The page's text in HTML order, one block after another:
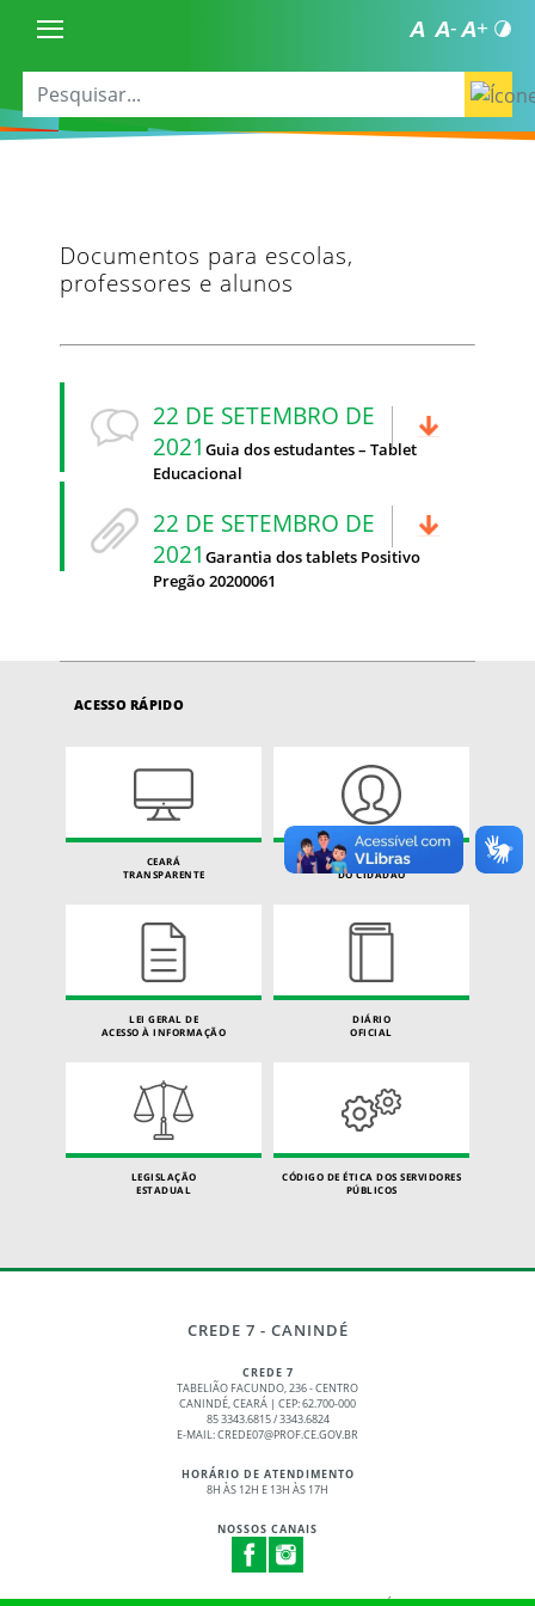
Documentos para escolas,
professores e alunos
22 DE SETEMBRO DE
2021 Guia dos estudantes – Tablet
Educacional
22 DE SETEMBRO DE
2021 Garantia dos tablets Positivo
Pregão 20200061
ACESSO RÁPIDO
CEARÁ
TRANSPARENTE
CARTA DE SERVIÇOS
DO CIDADÃO
LEI GERAL DE
ACESSO À INFORMAÇÃO
DIÁRIO
OFICIAL
LEGISLAÇÃO
ESTADUAL
CÓDIGO DE ÉTICA DOS SERVIDORES
PÚBLICOS
CREDE 7 - CANINDÉ
CREDE 7
TABELIÃO FACUNDO, 236 - CENTRO
CANINDÉ, CEARÁ | CEP: 62.700-000
85 3343.6815 / 3343.6824
E-MAIL: CREDE07@PROF.CE.GOV.BR
HORÁRIO DE ATENDIMENTO
8H ÀS 12H E 13H ÀS 17H
NOSSOS CANAIS